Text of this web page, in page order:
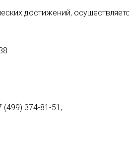
достижений,
374-81-51;